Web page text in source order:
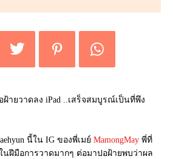
ายวาดลง iPad ..เสร็จสมบูรณ์เป็นที่พึง
นี้ใน IG ของพี่เมย์ MamongMay พี่ที่
ฝีมือการวาดมากๆ ต่อมาปอฝ้ายพบว่าผล